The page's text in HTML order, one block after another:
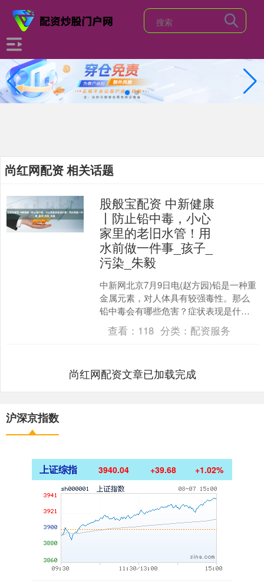
尚红网配资 相关话题
股般宝配资 中新健康
丨防止铅中毒，小心
家里的老旧水管！用
水前做一件事_孩子_
污染_朱毅
中新网北京7月9日电(赵方园)铅是一种重
金属元素，对人体具有较强毒性。那么
铅中毒会有哪些危害？症状表现是什
么？ 中国农业大学食品科学与营养工程
学院副教授朱毅在接....
查看： 118 分类： 配资服务
尚红网配资文章已加载完成
沪深京指数
上证综指 3940.04 +39.68 +1.02%